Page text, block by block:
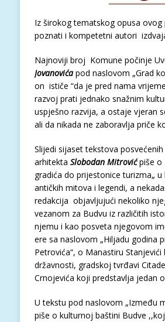
Iz širokog tematskog opusa
poznati i kompetetni autori
Najnoviji broj Komune počinje
Jovanovićapod naslovom „Grad
on ističe “da je pred nama
razvoj prati jednako snažnim
uspješno razvija, a ostaje vjeran
ali da nikada ne zaboravlja priče
Slijedi sijaset tekstova
arhitekta Slobodan Mitrovićpiše o
gradića do prijestonice turizma„
antičkih mitova i legendi, a
redakcija objavljujući nekoliko
vezanom za Budvu iz različitih
njemu i kao posveta njegovom
ere sa naslovom „Hiljadu godina
Petrovića“, o Manastiru
državnosti, gradskoj tvrđavi
Crnojevića koji predstavlja jedan
U tekstu pod naslovom „Između
piše o kulturnoj baštini Budve